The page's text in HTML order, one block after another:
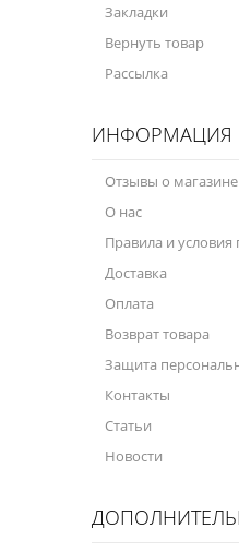
Закладки
Вернуть товар
Рассылка
ИНФОРМАЦИЯ
Отзывы о магазине
О нас
Правила и
Доставка
Оплата
Возврат товара
Защита
Контакты
Статьи
Новости